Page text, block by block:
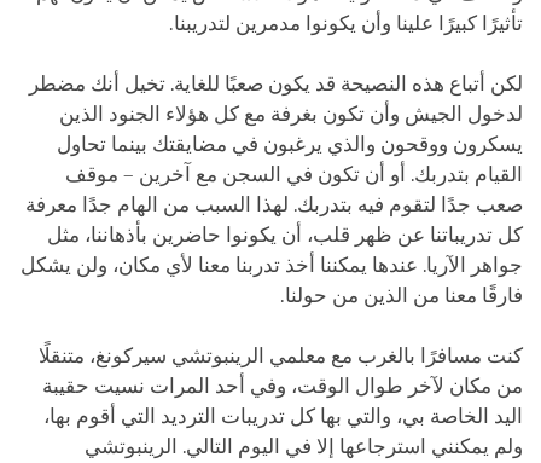
تأثيرًا كبيرًا علينا وأن يكونوا مدمرين لتدريبنا.
لكن أتباع هذه النصيحة قد يكون صعبًا للغاية. تخيل أنك مضطر
لدخول الجيش وأن تكون بغرفة مع كل هؤلاء الجنود الذين
يسكرون ووقحون والذي يرغبون في مضايقتك بينما تحاول
القيام بتدربك. أو أن تكون في السجن مع آخرين – موقف
صعب جدًا لتقوم فيه بتدربك. لهذا السبب من الهام جدًا معرفة
كل تدريباتنا عن ظهر قلب، أن يكونوا حاضرين بأذهاننا، مثل
جواهر الآريا. عندها يمكننا أخذ تدربنا معنا لأي مكان، ولن يشكل
فارقًا معنا من الذين من حولنا.
كنت مسافرًا بالغرب مع معلمي الرينبوتشي سيركونغ، متنقلًا
من مكان لآخر طوال الوقت، وفي أحد المرات نسيت حقيبة
اليد الخاصة بي، والتي بها كل تدريبات الترديد التي أقوم بها،
ولم يمكنني استرجاعها إلا في اليوم التالي. الرينبوتشي